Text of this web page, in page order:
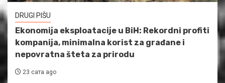
DRUGI PIŠU
Ekonomija eksploatacije u BiH: Rekordni profiti
kompanija, minimalna korist za građane i
nepovratna šteta za prirodu
23 сата ago